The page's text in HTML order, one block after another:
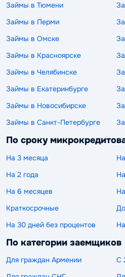
Займы в Тюмени
Займы в Перми
Займы в Омске
Займы в Красноярске
Займы в Челябинске
Займы в Екатеринбурге
Займы в Новосибирске
Займы в Санкт-Петербурге
По сроку
На 3 месяца
На 2 года
На 6 месяцев
Краткосрочные
На 30 дней без процентов
По категории заемщиков
Для граждан Армении
С